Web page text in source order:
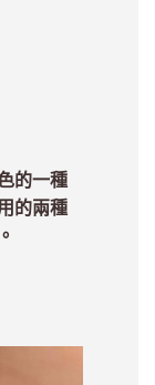
的一種